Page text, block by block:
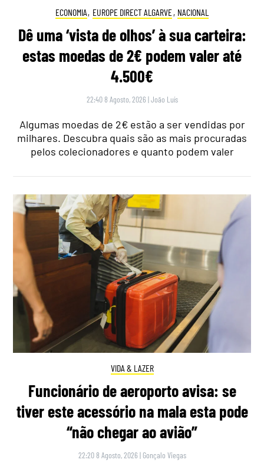
ECONOMIA, EUROPE DIRECT ALGARVE, NACIONAL
Dê uma ‘vista de olhos’ à sua carteira:
estas moedas de 2€ podem valer até
4.500€
22:40 8 Agosto, 2026 |João Luís
Algumas moedas de 2€ estão a ser vendidas por
milhares. Descubra quais são as mais procuradas
pelos colecionadores e quanto podem valer
VIDA & LAZER
Funcionário de aeroporto avisa: se
tiver este acessório na mala esta pode
“não chegar ao avião”
22:20 8 Agosto, 2026 | Gonçalo Viegas